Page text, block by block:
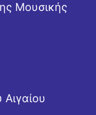
Μουσικής